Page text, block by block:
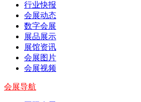
行业快报
会展动态
数字会展
展品展示
展馆资讯
会展图片
会展视频
会展导航